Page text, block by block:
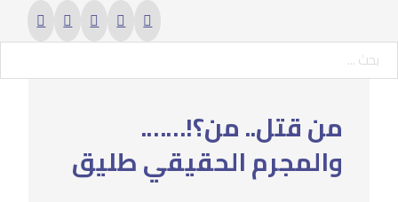
بحث ...
من قتل.. من؟!…….
والمجرم الحقيقي طليق